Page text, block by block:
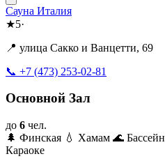
Сауна Италия
★5·
📍 улица Сакко и Ванцетти, 69
📞 +7 (473) 253-02-81
Основной Зал
до 6 чел.
🌲 Финская 💧 Хамам 🌊 Бассейн
Караоке